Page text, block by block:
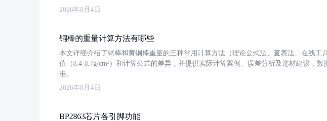
2026年8月4日
铜棒的重量计算方法有哪些
本文详细介绍了铜棒和黄铜棒重量的三种常用计算方法（理论公式法、查表法、在线工
值（8.4-8.7g/cm³）和计算公式的差异，并提供实际计算案例、误差分析及选材建议，数
准。
2026年8月4日
BP2863芯片各引脚功能